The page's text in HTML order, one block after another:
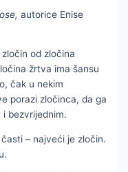
autorice Enise
od zločina
žrtva ima šansu
čak u nekim
porazi zločinca, da ga
bezvrijednim.
– najveći je zločin.